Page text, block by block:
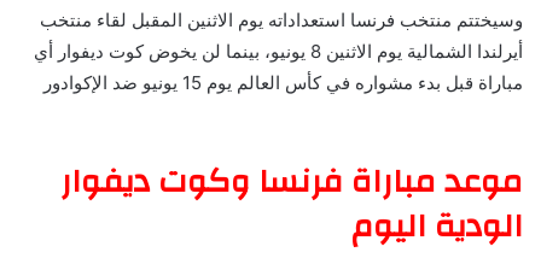
وسيختتم منتخب فرنسا استعداداته يوم الاثنين المقبل لقاء منتخب
أيرلندا الشمالية يوم الاثنين 8 يونيو، بينما لن يخوض كوت ديفوار أي
مباراة قبل بدء مشواره في كأس العالم يوم 15 يونيو ضد الإكوادور
موعد مباراة فرنسا وكوت ديفوار
الودية اليوم